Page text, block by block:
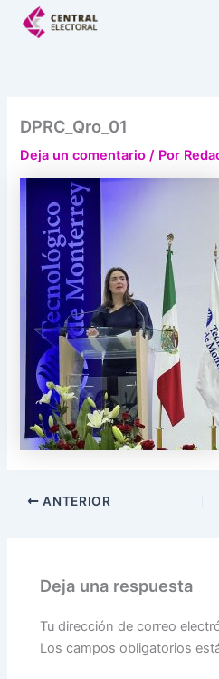
DPRC_Qro_01
Deja un comentario / Por
ANTERIOR
Deja una respuesta
Tu dirección de correo
Los campos obligatorios